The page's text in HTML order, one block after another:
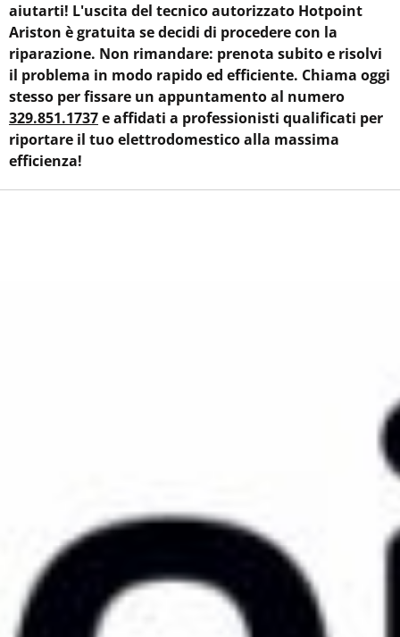
aiutarti! L'uscita del tecnico autorizzato Hotpoint
Ariston è gratuita se decidi di procedere con la
riparazione. Non rimandare: prenota subito e risolvi
il problema in modo rapido ed efficiente. Chiama oggi
stesso per fissare un appuntamento al numero
329.851.1737e affidati a professionisti qualificati per
riportare il tuo elettrodomestico alla massima
efficienza!